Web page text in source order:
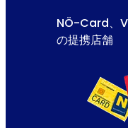
NÖ-Card、
の提携店舗